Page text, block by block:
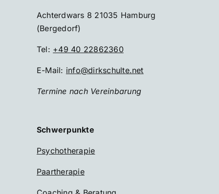
Achterdwars 8 21035 Hamburg
(Bergedorf)
Tel: +49 40 22862360
E-Mail: info@dirkschulte.net
Termine nach Vereinbarung
Schwerpunkte
Psychotherapie
Paartherapie